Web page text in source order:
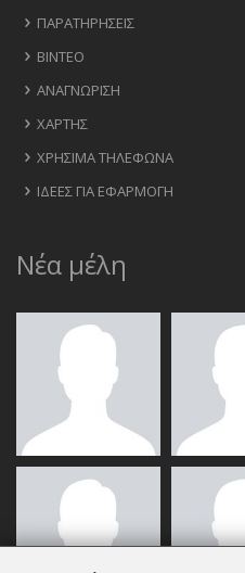
ΠΑΡΑΤΗΡΉΣΕΙΣ
ΒΊΝΤΕΟ
ΑΝΑΓΝΏΡΙΣΗ
ΧΆΡΤΗΣ
ΧΡΉΣΙΜΑ ΤΗΛΈΦΩΝΑ
ΙΔΈΕΣ ΓΙΑ ΕΦΑΡΜΟΓΉ
Νέα μέλη